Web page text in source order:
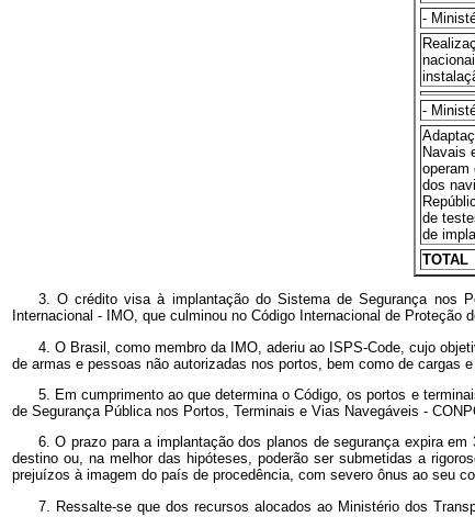
-
-
Navais
operam
dos
de
de
TOTAL
3. O crédito visa à implantação do Sistema de Segurança nos
Internacional - IMO, que culminou no Código Internacional de Proteção
4. O Brasil, como membro da IMO, aderiu ao ISPS-Code, cujo
de armas e pessoas não autorizadas nos portos, bem como de cargas
5. Em cumprimento ao que determina o Código, os portos e
de Segurança Pública nos Portos, Terminais e Vias Navegáveis -
6. O prazo para a implantação dos planos de segurança expira
destino ou, na melhor das hipóteses, poderão ser submetidas a
prejuízos à imagem do país de procedência, com severo ônus ao seu
7. Ressalte-se que dos recursos alocados ao Ministério dos